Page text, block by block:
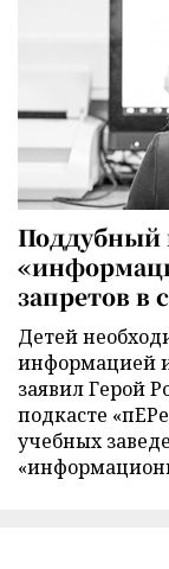
Поддубный
запретов в
Детей
информацией
заявил Герой
подкасте
учебных